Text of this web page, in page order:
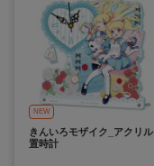
注
目
NEW
きんいろモザイク_アクリル
置時計